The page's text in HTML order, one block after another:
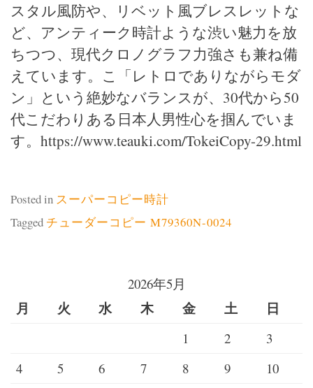
スタル風防や、リベット風ブレスレットな
ど、アンティーク時計ような渋い魅力を放
ちつつ、現代クロノグラフ力強さも兼ね備
えています。こ「レトロでありながらモダ
ン」という絶妙なバランスが、30代から50
代こだわりある日本人男性心を掴んでいま
す。https://www.teauki.com/TokeiCopy-29.html
Posted in スーパーコピー時計
Tagged チューダーコピー M79360N-0024
2026年5月
月 火 水 木 金 土 日
1 2
3
4
5 6 7 8 9
10